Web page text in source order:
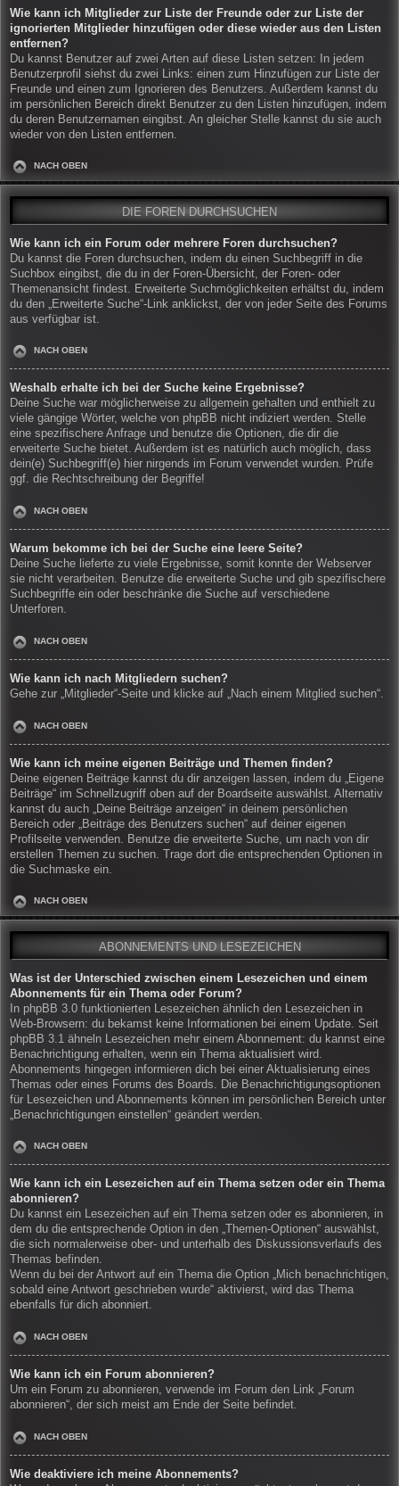
Wie kann ich Mitglieder zur Liste der Freunde oder zur Liste der
ignorierten Mitglieder hinzufügen oder diese wieder aus den Listen
entfernen?
Du kannst Benutzer auf zwei Arten auf diese Listen setzen: In jedem
Benutzerprofil siehst du zwei Links: einen zum Hinzufügen zur Liste der
Freunde und einen zum Ignorieren des Benutzers. Außerdem kannst du
im persönlichen Bereich direkt Benutzer zu den Listen hinzufügen, indem
du deren Benutzernamen eingibst. An gleicher Stelle kannst du sie auch
wieder von den Listen entfernen.
NACH OBEN
DIE FOREN DURCHSUCHEN
Wie kann ich ein Forum oder mehrere Foren durchsuchen?
Du kannst die Foren durchsuchen, indem du einen Suchbegriff in die
Suchbox eingibst, die du in der Foren-Übersicht, der Foren- oder
Themenansicht findest. Erweiterte Suchmöglichkeiten erhältst du, indem
du den „Erweiterte Suche“-Link anklickst, der von jeder Seite des Forums
aus verfügbar ist.
NACH OBEN
Weshalb erhalte ich bei der Suche keine Ergebnisse?
Deine Suche war möglicherweise zu allgemein gehalten und enthielt zu
viele gängige Wörter, welche von phpBB nicht indiziert werden. Stelle
eine spezifischere Anfrage und benutze die Optionen, die dir die
erweiterte Suche bietet. Außerdem ist es natürlich auch möglich, dass
dein(e) Suchbegriff(e) hier nirgends im Forum verwendet wurden. Prüfe
ggf. die Rechtschreibung der Begriffe!
NACH OBEN
Warum bekomme ich bei der Suche eine leere Seite?
Deine Suche lieferte zu viele Ergebnisse, somit konnte der Webserver
sie nicht verarbeiten. Benutze die erweiterte Suche und gib spezifischere
Suchbegriffe ein oder beschränke die Suche auf verschiedene
Unterforen.
NACH OBEN
Wie kann ich nach Mitgliedern suchen?
Gehe zur „Mitglieder“-Seite und klicke auf „Nach einem Mitglied suchen“.
NACH OBEN
Wie kann ich meine eigenen Beiträge und Themen finden?
Deine eigenen Beiträge kannst du dir anzeigen lassen, indem du „Eigene
Beiträge“ im Schnellzugriff oben auf der Boardseite auswählst. Alternativ
kannst du auch „Deine Beiträge anzeigen“ in deinem persönlichen
Bereich oder „Beiträge des Benutzers suchen“ auf deiner eigenen
Profilseite verwenden. Benutze die erweiterte Suche, um nach von dir
erstellen Themen zu suchen. Trage dort die entsprechenden Optionen in
die Suchmaske ein.
NACH OBEN
ABONNEMENTS UND LESEZEICHEN
Was ist der Unterschied zwischen einem Lesezeichen und einem
Abonnements für ein Thema oder Forum?
In phpBB 3.0 funktionierten Lesezeichen ähnlich den Lesezeichen in
Web-Browsern: du bekamst keine Informationen bei einem Update. Seit
phpBB 3.1 ähneln Lesezeichen mehr einem Abonnement: du kannst eine
Benachrichtigung erhalten, wenn ein Thema aktualisiert wird.
Abonnements hingegen informieren dich bei einer Aktualisierung eines
Themas oder eines Forums des Boards. Die Benachrichtigungsoptionen
für Lesezeichen und Abonnements können im persönlichen Bereich unter
„Benachrichtigungen einstellen“ geändert werden.
NACH OBEN
Wie kann ich ein Lesezeichen auf ein Thema setzen oder ein Thema
abonnieren?
Du kannst ein Lesezeichen auf ein Thema setzen oder es abonnieren, in
dem du die entsprechende Option in den „Themen-Optionen“ auswählst,
die sich normalerweise ober- und unterhalb des Diskussionsverlaufs des
Themas befinden.
Wenn du bei der Antwort auf ein Thema die Option „Mich benachrichtigen,
sobald eine Antwort geschrieben wurde“ aktivierst, wird das Thema
ebenfalls für dich abonniert.
NACH OBEN
Wie kann ich ein Forum abonnieren?
Um ein Forum zu abonnieren, verwende im Forum den Link „Forum
abonnieren“, der sich meist am Ende der Seite befindet.
NACH OBEN
Wie deaktiviere ich meine Abonnements?